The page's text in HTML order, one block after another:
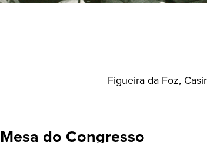
Figueira da Foz,
Mesa do Congresso